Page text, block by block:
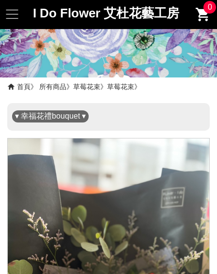
I Do Flower 艾杜花藝工房 0
首頁 所有商品 草莓花束 草莓花束
▾ 幸福花禮bouquet ▾
✖